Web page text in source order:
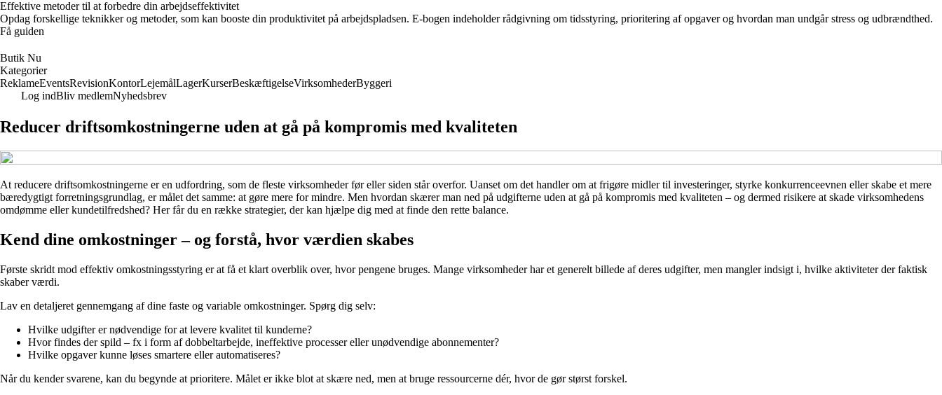
Effektive metoder til at forbedre din arbejdseffektivitet
Opdag forskellige teknikker og metoder, som kan booste din produktivitet på arbejdspladsen. E-bogen indeholder rådgivning om tidsstyring, prioritering af opgaver og hvordan man undgår stress og udbrændthed.
Få guiden
Butik Nu
Kategorier
ReklameEventsRevisionKontorLejemålLagerKurserBeskæftigelseVirksomhederByggeri
Log indBliv medlemNyhedsbrev
Reducer driftsomkostningerne uden at gå på kompromis med kvaliteten
At reducere driftsomkostningerne er en udfordring, som de fleste virksomheder før eller siden står overfor. Uanset om det handler om at frigøre midler til investeringer, styrke konkurrenceevnen eller skabe et mere
bæredygtigt forretningsgrundlag, er målet det samme: at gøre mere for mindre. Men hvordan skærer man ned på udgifterne uden at gå på kompromis med kvaliteten – og dermed risikere at skade virksomhedens
omdømme eller kundetilfredshed? Her får du en række strategier, der kan hjælpe dig med at finde den rette balance.
Kend dine omkostninger – og forstå, hvor værdien skabes
Første skridt mod effektiv omkostningsstyring er at få et klart overblik over, hvor pengene bruges. Mange virksomheder har et generelt billede af deres udgifter, men mangler indsigt i, hvilke aktiviteter der faktisk
skaber værdi.
Lav en detaljeret gennemgang af dine faste og variable omkostninger. Spørg dig selv:
Hvilke udgifter er nødvendige for at levere kvalitet til kunderne?
Hvor findes der spild – fx i form af dobbeltarbejde, ineffektive processer eller unødvendige abonnementer?
Hvilke opgaver kunne løses smartere eller automatiseres?
Når du kender svarene, kan du begynde at prioritere. Målet er ikke blot at skære ned, men at bruge ressourcerne dér, hvor de gør størst forskel.